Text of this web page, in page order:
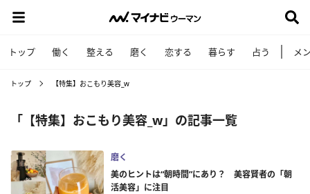
トップ 働く 整える 磨く 恋する 暮らす 占う メ
トップ 【特集】おこもり美容_w
「【特集】おこもり美容_w」の記事一覧
磨く
美のヒントは“朝時間”にあり？ 美容賢者の「朝
活美容」に注目